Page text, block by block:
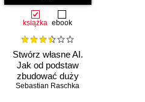
książka ebook
Stwórz własne AI.
Jak od podstaw
zbudować duży
model językowy
Sebastian Raschka